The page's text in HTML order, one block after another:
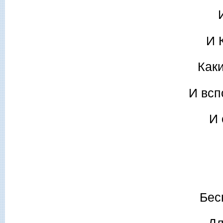
И
И
И